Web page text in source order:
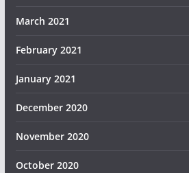
March 2021
February 2021
January 2021
December 2020
November 2020
October 2020